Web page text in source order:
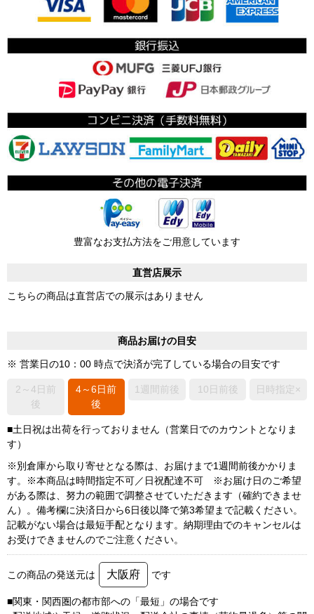
豊富なお支払方法をご用意しています
直営店展示
こちらの商品は直営店での展示はありません
商品お届けの目安
※ 営業日の10：00 時点で決済が完了している場合の目安です
2～4日前
後
4～6日前
後
1週間前後 10日前後 日時指定×
■土日祝は出荷を行っておりません（営業日でのカウントとなりま
す）
※別倉庫から取り寄せとなる際は、お届けまで1週間前後かかりま
す。※本商品は時間指定不可／日祝配達不可 ※お届け日のご希望
がある際は、努力の範囲で調整させていただきます（確約できませ
ん）。備考欄に決済日から6日後以降で第3希望まで記載ください。
記載がない場合は最短手配となります。納期理由でのキャンセルは
お受けできませんのでご注意ください。
この商品の発送元は 大阪府 です
■関東・関西圏の都市部への「最短」の場合です